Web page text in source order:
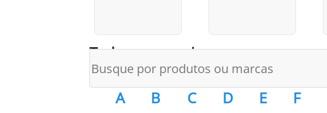
Todos os parceiros
A B C D E F